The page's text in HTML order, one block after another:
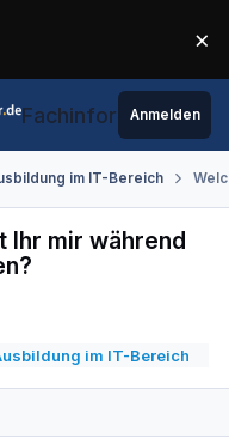
×
Fachinformatiker.de
Anmelden
im IT-Bereich
mir während
im IT-Bereich